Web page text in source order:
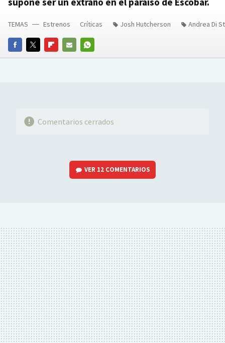
FACEBOOKTWITTERFLIPBOARD
E-
WHATSAPP
TEMAS Estrenos Críticas Josh Hutcherson Andrea Di
Comentarios cerrados
VER 12 COMENTARIOS